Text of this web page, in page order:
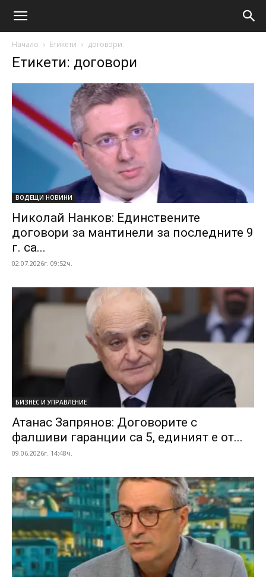
Начало Етикети договори
Етикети: договори
ВОДЕЩИ НОВИНИ
Николай Нанков: Единствените
договори за мантинели за последните 9
г. са...
02.07.2026г. 09:52ч.
БИЗНЕС И УПРАВЛЕНИЕ
Атанас Запрянов: Договорите с
фалшиви гаранции са 5, единият е от...
09.06.2026г. 14:48ч.